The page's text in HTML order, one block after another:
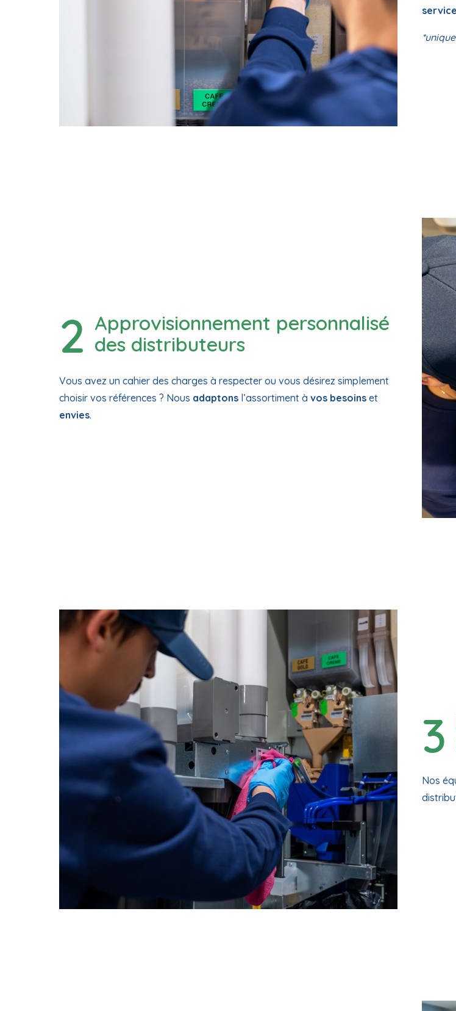
service
Approvisionnement personnalisé
des distributeurs
Vous avez un cahier des charges à respecter ou vous désirez simplement
choisir vos références ? Nous adaptons l’assortiment à vos besoins et
envies.
Nos